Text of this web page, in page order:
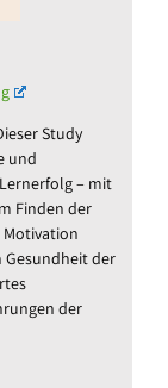
Study
und
– mit
Finden der
Gesundheit der
der